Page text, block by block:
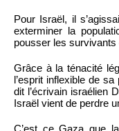
Pour Israël, il
exterminer la
pousser les survivants
Grâce à la ténacité
l’esprit inflexible de
dit l’écrivain israélien
Israël vient de perdre
C’est ce Gaza que